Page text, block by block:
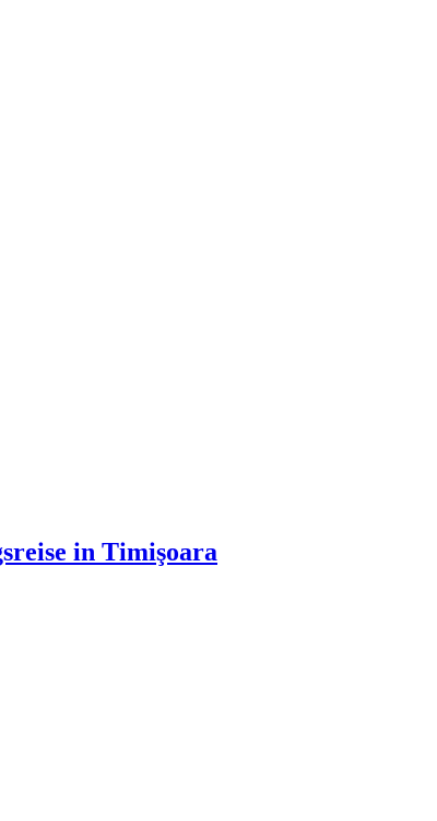
in Timişoara